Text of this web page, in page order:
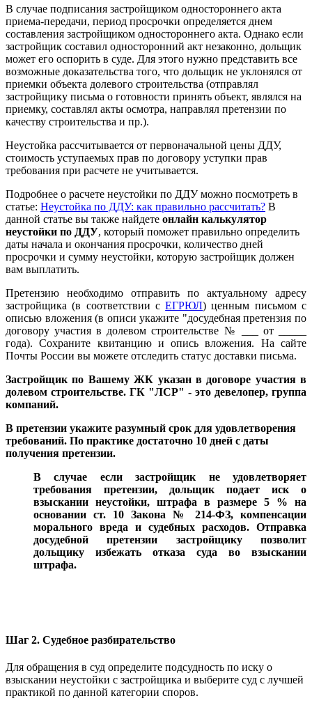
В случае подписания застройщиком одностороннего акта
приема-передачи, период просрочки определяется днем
составления застройщиком одностороннего акта. Однако если
застройщик составил односторонний акт незаконно, дольщик
может его оспорить в суде. Для этого нужно представить все
возможные доказательства того, что дольщик не уклонялся от
приемки объекта долевого строительства (отправлял
застройщику письма о готовности принять объект, являлся на
приемку, составлял акты осмотра, направлял претензии по
качеству строительства и пр.).
Неустойка рассчитывается от первоначальной цены ДДУ,
стоимость уступаемых прав по договору уступки прав
требования при расчете не учитывается.
Подробнее о расчете неустойки по ДДУ можно посмотреть в
статье: Неустойка по ДДУ: как правильно рассчитать? В
данной статье вы также найдете онлайн калькулятор
неустойки по ДДУ, который поможет правильно определить
даты начала и окончания просрочки, количество дней
просрочки и сумму неустойки, которую застройщик должен
вам выплатить.
Претензию необходимо отправить по актуальному адресу
застройщика (в соответствии сЕГРЮЛ) ценным письмом с
описью вложения (в описи укажите "досудебная претензия по
договору участия в долевом строительстве № ___ от _____
года). Сохраните квитанцию и опись вложения. На сайте
Почты России вы можете отследить статус доставки письма.
Застройщик по Вашему ЖК указан в договоре участия в
долевом строительстве. ГК "ЛСР" - это девелопер, группа
компаний.
В претензии укажите разумный срок для удовлетворения
требований. По практике достаточно 10 дней с даты
получения претензии.
В случае если застройщик не удовлетворяет
требования претензии, дольщик подает иск о
взыскании неустойки, штрафа в размере 5 % на
основании ст. 10 Закона № 214-ФЗ, компенсации
морального вреда и судебных расходов. Отправка
досудебной претензии застройщику позволит
дольщику избежать отказа суда во взыскании
штрафа.
Шаг 2. Судебное разбирательство
Для обращения в суд определите подсудность по иску о
взыскании неустойки с застройщика и выберите суд с лучшей
практикой по данной категории споров.